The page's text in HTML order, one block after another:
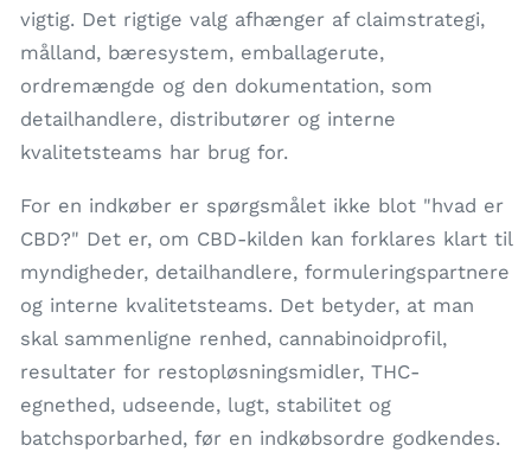
vigtig. Det rigtige valg afhænger af claimstrategi,
målland, bæresystem, emballagerute,
ordremængde og den dokumentation, som
detailhandlere, distributører og interne
kvalitetsteams har brug for.
For en indkøber er spørgsmålet ikke blot "hvad er
CBD?" Det er, om CBD-kilden kan forklares klart til
myndigheder, detailhandlere, formuleringspartnere
og interne kvalitetsteams. Det betyder, at man
skal sammenligne renhed, cannabinoidprofil,
resultater for restopløsningsmidler, THC-
egnethed, udseende, lugt, stabilitet og
batchsporbarhed, før en indkøbsordre godkendes.